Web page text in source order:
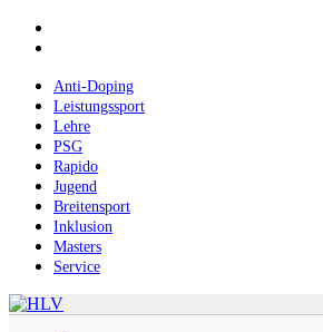
Skip
contentAnti-Doping
Leistungssport
Lehre
PSG
Rapido
Jugend
Breitensport
Inklusion
Masters
Service